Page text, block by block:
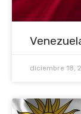
diciembre 18,